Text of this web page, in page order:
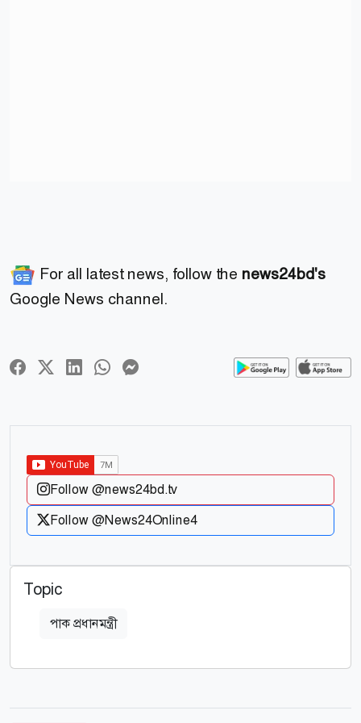
For all latest news, follow the news24bd's
Google News channel.
Follow @news24bd.tv
Follow @News24Online4
Topic
পাক প্রধানমন্ত্রী